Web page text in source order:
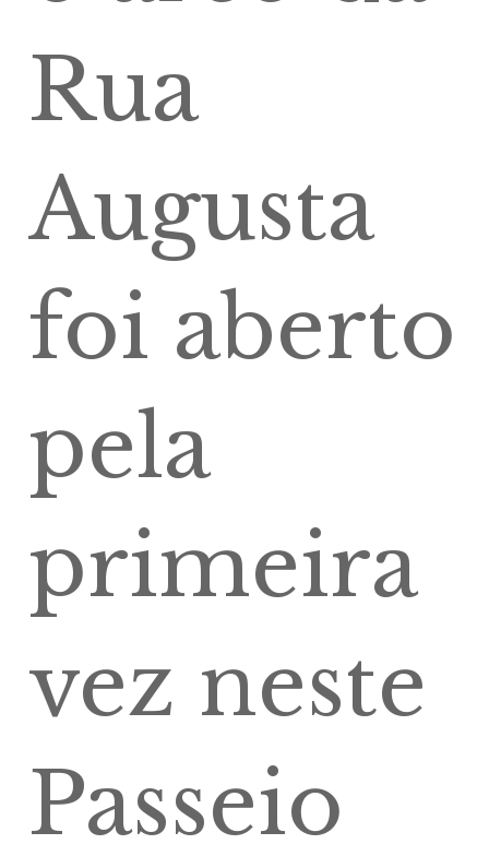
Rua
Augusta
foi aberto
pela
primeira
vez neste
Passeio